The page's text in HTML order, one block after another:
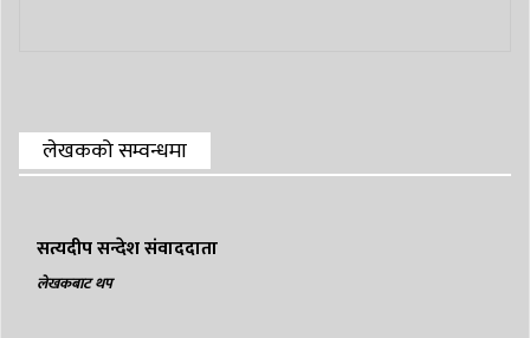
लेखकको सम्वन्धमा
सत्यदीप सन्देश संवाददाता
लेखकबाट थप